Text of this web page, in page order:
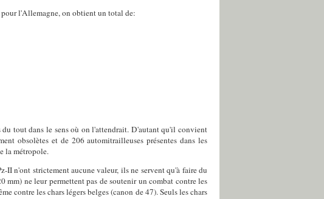
pour l'Allemagne, on obtient un total de:
tout dans le sens où on l'attendrait. D'autant qu'il convient
obsolètes et de 206 automitrailleuses présentes dans les
la métropole.
II n'ont strictement aucune valeur, ils ne servent qu'à faire du
ne leur permettent pas de soutenir un combat contre les
contre les chars légers belges (canon de 47). Seuls les chars